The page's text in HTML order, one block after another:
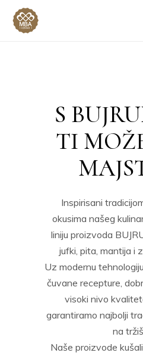
S
TI
Inspirisani
okusima našeg
liniju proizvoda
jufki, pita, mantija i
Uz modernu
čuvane recepture,
visoki nivo
garantiramo najbolji
na
Naše proizvode